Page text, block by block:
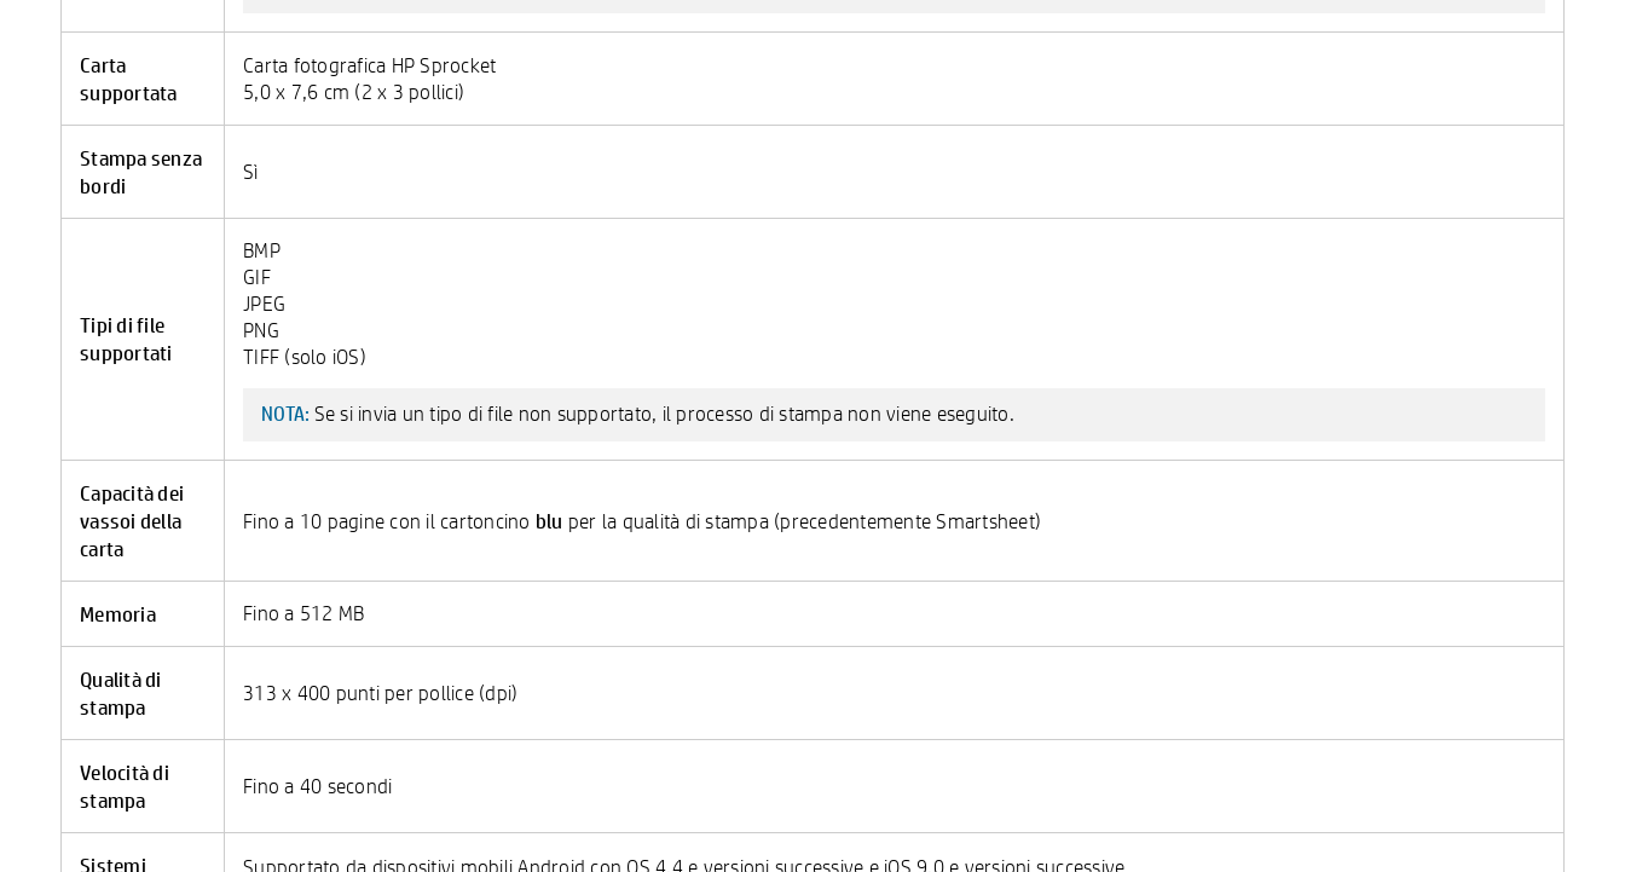
Carta
supportata
Carta fotografica HP Sprocket
5,0 x 7,6 cm (2 x 3 pollici)
Stampa senza
bordi
Sì
Tipi di file
supportati
BMP
GIF
JPEG
PNG
TIFF (solo iOS)
NOTA: Se si invia un tipo di file non supportato, il processo di stampa non viene eseguito.
Capacità dei
vassoi della
carta
Fino a 10 pagine con il cartoncino blu per la qualità di stampa (precedentemente Smartsheet)
Memoria Fino a 512 MB
Qualità di
stampa
313 x 400 punti per pollice (dpi)
Velocità di
stampa
Fino a 40 secondi
Sistemi
Supportato da dispositivi mobili Android con OS 4.4 e versioni successive e iOS 9.0 e versioni successive